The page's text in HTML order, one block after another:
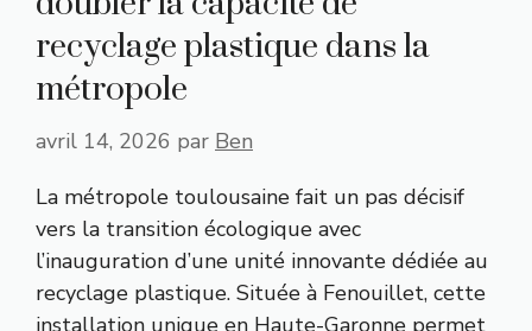
recyclage plastique dans la
métropole
avril 14, 2026 par Ben
La métropole toulousaine fait un pas décisif
vers la transition écologique avec
l’inauguration d’une unité innovante dédiée au
recyclage plastique. Située à Fenouillet, cette
installation unique en Haute-Garonne permet